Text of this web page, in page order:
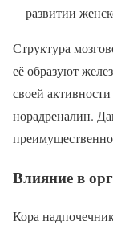
развитии
Структура
её образуют
своей
норадреналин.
Влияние в
Кора